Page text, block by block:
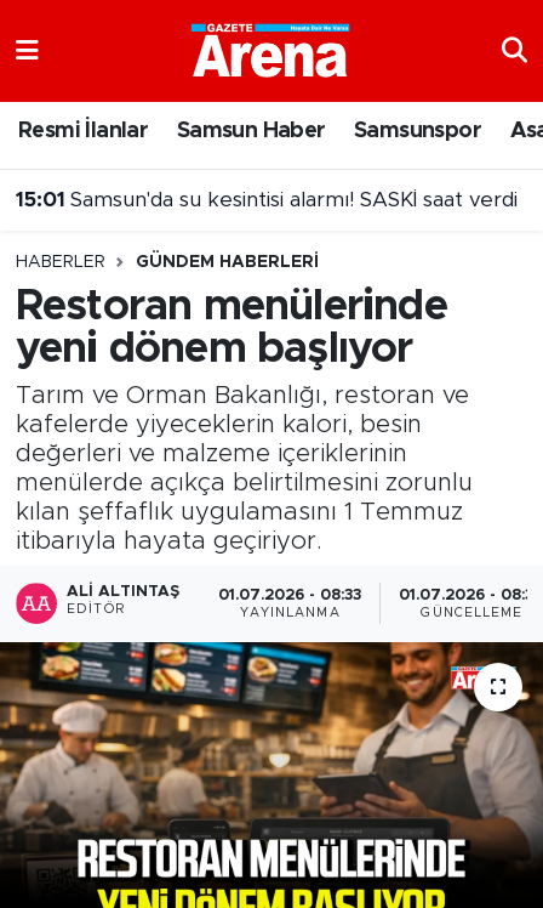
Resmi İlanlar Samsun Haber Samsunspor
15:01 Samsun'da su kesintisi alarmı! SASKİ saat verdi
14:46 Fenerbahçe'den 20 milyon euro'yu aşan teklif
HABERLER GÜNDEM HABERLERI
Restoran menülerinde
yeni dönem başlıyor
Tarım ve Orman Bakanlığı, restoran ve
kafelerde yiyeceklerin kalori, besin
değerleri ve malzeme içeriklerinin
menülerde açıkça belirtilmesini zorunlu
kılan şeffaflık uygulamasını 1 Temmuz
itibarıyla hayata geçiriyor.
ALI ALTINTAŞ
EDITÖR
01.07.2026 - 08:33
YAYINLANMA
01.07.2026 -
GÜNCELLEME
Süper Lig Puan Durumu ve Fikstür
Tüm Manşetler
Son Dakika Haberleri
Haber Arşivi